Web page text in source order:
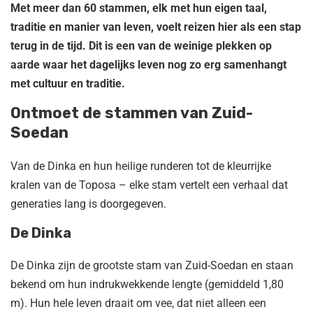
Met meer dan 60 stammen, elk met hun eigen taal,
traditie en manier van leven, voelt reizen hier als een stap
terug in de tijd. Dit is een van de weinige plekken op
aarde waar het dagelijks leven nog zo erg samenhangt
met cultuur en traditie.
Ontmoet de stammen van Zuid-
Soedan
Van de Dinka en hun heilige runderen tot de kleurrijke
kralen van de Toposa – elke stam vertelt een verhaal dat
generaties lang is doorgegeven.
De Dinka
De Dinka zijn de grootste stam van Zuid-Soedan en staan
bekend om hun indrukwekkende lengte (gemiddeld 1,80
m). Hun hele leven draait om vee, dat niet alleen een